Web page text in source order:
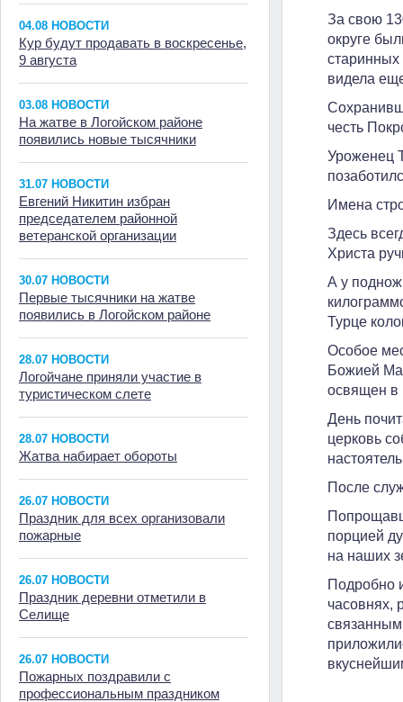
04.08 НОВОСТИ
Кур будут продавать в воскресенье,
9 августа
03.08 НОВОСТИ
На жатве в Логойском районе
появились новые тысячники
31.07 НОВОСТИ
Евгений Никитин избран
председателем районной
ветеранской организации
30.07 НОВОСТИ
Первые тысячники на жатве
появились в Логойском районе
28.07 НОВОСТИ
Логойчане приняли участие в
туристическом слете
28.07 НОВОСТИ
Жатва набирает обороты
26.07 НОВОСТИ
Праздник для всех организовали
пожарные
26.07 НОВОСТИ
Праздник деревни отметили в
Селище
26.07 НОВОСТИ
Пожарных поздравили с
профессиональным праздником
За свою
округе
старинных
видела
честь
Уроженец
Имена
Здесь
Христа
А у
Турце
Особое
Божией
освящен в
День
церковь
После
порцией
на наших
Подробно
часовнях,